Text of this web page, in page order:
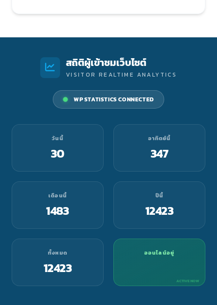
สถิติผู้เข้าชมเว็บไซต์
VISITOR REALTIME ANALYTICS
WP STATISTICS CONNECTED
วันนี้
30
อาทิตย์นี้
347
เดือนนี้
1483
ปีนี้
12423
ทั้งหมด
12423
ออนไลน์อยู่
ACTIVE NOW